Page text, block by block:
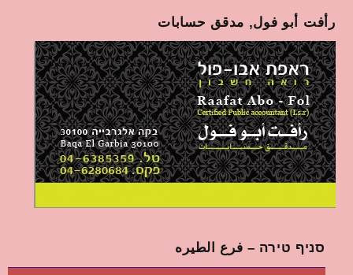
رأفت أبو فول, مدقق حسابات
סניף טירה – فرع الطيره